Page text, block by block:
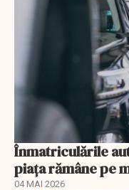
Înmatriculările
piața rămâne pe
04 MAI 2026